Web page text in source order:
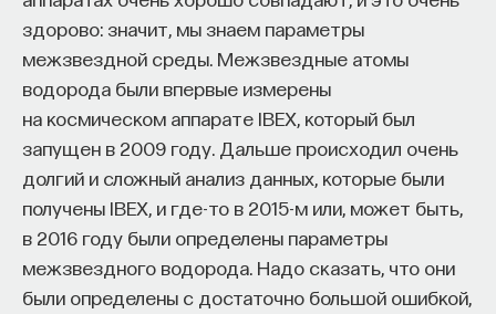
здорово: значит, мы знаем параметры
межзвездной среды. Межзвездные атомы
водорода были впервые измерены
на космическом аппарате IBEX, который был
запущен в 2009 году. Дальше происходил очень
долгий и сложный анализ данных, которые были
получены IBEX, и где-то в 2015-м или, может быть,
в 2016 году были определены параметры
межзвездного водорода. Надо сказать, что они
были определены с достаточно большой ошибкой,
Внеси свой вклад в дело
просвещения!
ПОДДЕРЖАТЬ ПОСТНАУКУ